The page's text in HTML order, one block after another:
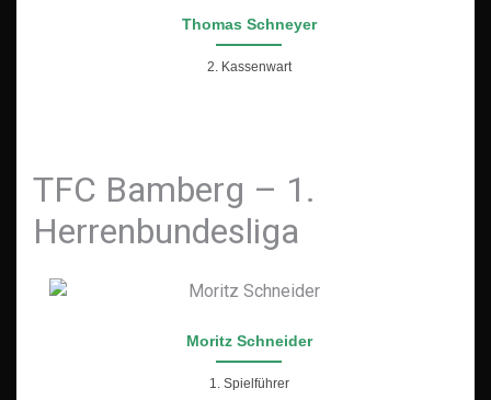
Thomas Schneyer
2. Kassenwart
TFC Bamberg – 1.
Herrenbundesliga
Moritz Schneider
1. Spielführer